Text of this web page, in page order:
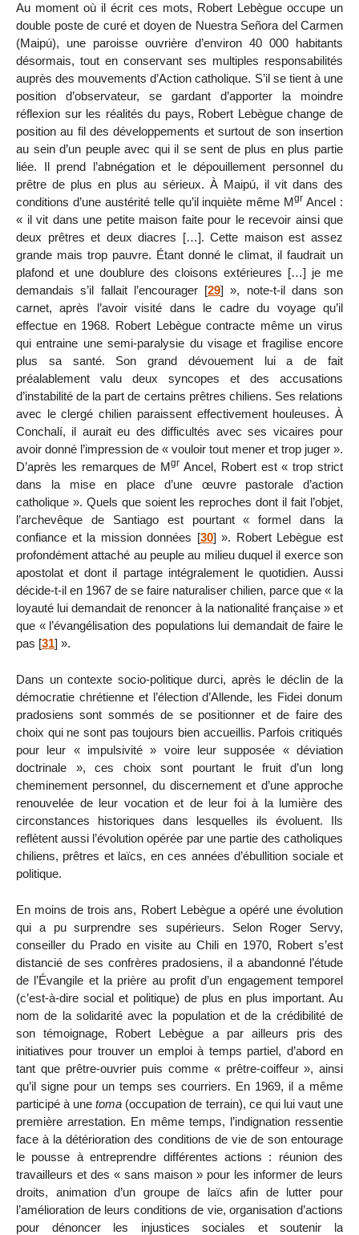
Au moment où il écrit ces mots, Robert Lebègue occupe un
double poste de curé et doyen de Nuestra Señora del Carmen
(Maipú), une paroisse ouvrière d’environ 40 000 habitants
désormais, tout en conservant ses multiples responsabilités
auprès des mouvements d’Action catholique. S’il se tient à une
position d’observateur, se gardant d’apporter la moindre
réflexion sur les réalités du pays, Robert Lebègue change de
position au fil des développements et surtout de son insertion
au sein d’un peuple avec qui il se sent de plus en plus partie
liée. Il prend l’abnégation et le dépouillement personnel du
prêtre de plus en plus au sérieux. À Maipú, il vit dans des
conditions d’une austérité telle qu’il inquiète même Mgr Ancel :
« il vit dans une petite maison faite pour le recevoir ainsi que
deux prêtres et deux diacres […]. Cette maison est assez
grande mais trop pauvre. Étant donné le climat, il faudrait un
plafond et une doublure des cloisons extérieures […] je me
demandais s’il fallait l’encourager[29] », note-t-il dans son
carnet, après l’avoir visité dans le cadre du voyage qu’il
effectue en 1968. Robert Lebègue contracte même un virus
qui entraine une semi-paralysie du visage et fragilise encore
plus sa santé. Son grand dévouement lui a de fait
préalablement valu deux syncopes et des accusations
d’instabilité de la part de certains prêtres chiliens. Ses relations
avec le clergé chilien paraissent effectivement houleuses. À
Conchalí, il aurait eu des difficultés avec ses vicaires pour
avoir donné l’impression de « vouloir tout mener et trop juger ».
D’après les remarques de Mgr Ancel, Robert est « trop strict
dans la mise en place d’une œuvre pastorale d’action
catholique ». Quels que soient les reproches dont il fait l’objet,
l’archevêque de Santiago est pourtant « formel dans la
confiance et la mission données [30] ». Robert Lebègue est
profondément attaché au peuple au milieu duquel il exerce son
apostolat et dont il partage intégralement le quotidien. Aussi
décide-t-il en 1967 de se faire naturaliser chilien, parce que « la
loyauté lui demandait de renoncer à la nationalité française » et
que « l’évangélisation des populations lui demandait de faire le
pas [31] ».
Dans un contexte socio-politique durci, après le déclin de la
démocratie chrétienne et l’élection d’Allende, les Fidei donum
pradosiens sont sommés de se positionner et de faire des
choix qui ne sont pas toujours bien accueillis. Parfois critiqués
pour leur « impulsivité » voire leur supposée « déviation
doctrinale », ces choix sont pourtant le fruit d’un long
cheminement personnel, du discernement et d’une approche
renouvelée de leur vocation et de leur foi à la lumière des
circonstances historiques dans lesquelles ils évoluent. Ils
reflètent aussi l’évolution opérée par une partie des catholiques
chiliens, prêtres et laïcs, en ces années d’ébullition sociale et
politique.
En moins de trois ans, Robert Lebègue a opéré une évolution
qui a pu surprendre ses supérieurs. Selon Roger Servy,
conseiller du Prado en visite au Chili en 1970, Robert s’est
distancié de ses confrères pradosiens, il a abandonné l’étude
de l’Évangile et la prière au profit d’un engagement temporel
(c’est-à-dire social et politique) de plus en plus important. Au
nom de la solidarité avec la population et de la crédibilité de
son témoignage, Robert Lebègue a par ailleurs pris des
initiatives pour trouver un emploi à temps partiel, d’abord en
tant que prêtre-ouvrier puis comme « prêtre-coiffeur », ainsi
qu’il signe pour un temps ses courriers. En 1969, il a même
participé à unetoma (occupation de terrain), ce qui lui vaut une
première arrestation. En même temps, l’indignation ressentie
face à la détérioration des conditions de vie de son entourage
le pousse à entreprendre différentes actions : réunion des
travailleurs et des « sans maison » pour les informer de leurs
droits, animation d’un groupe de laïcs afin de lutter pour
l’amélioration de leurs conditions de vie, organisation d’actions
pour dénoncer les injustices sociales et soutenir la